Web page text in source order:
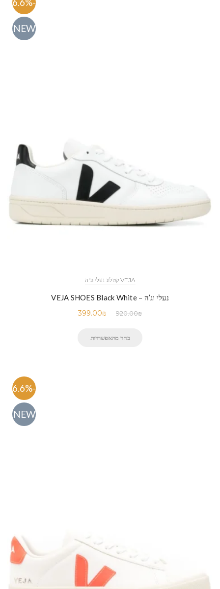
NEW
VEJA קטלוג נעלי וג'ה
נעלי וג’ה – VEJA SHOES Black White
920.00₪
399.00₪
בחר מהאפשרויות
-56.6%
NEW